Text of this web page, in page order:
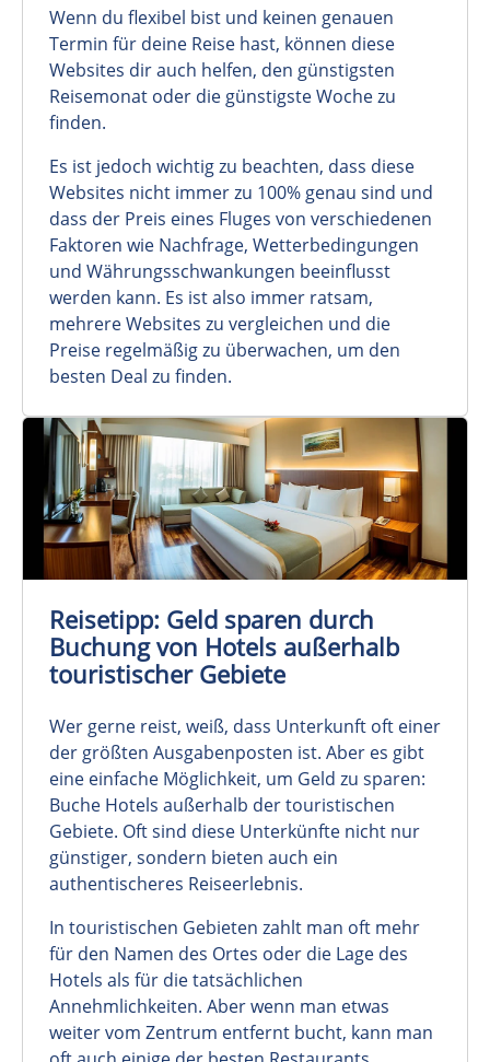
Wenn du flexibel bist und keinen genauen
Termin für deine Reise hast, können diese
Websites dir auch helfen, den günstigsten
Reisemonat oder die günstigste Woche zu
finden.
Es ist jedoch wichtig zu beachten, dass diese
Websites nicht immer zu 100% genau sind und
dass der Preis eines Fluges von verschiedenen
Faktoren wie Nachfrage, Wetterbedingungen
und Währungsschwankungen beeinflusst
werden kann. Es ist also immer ratsam,
mehrere Websites zu vergleichen und die
Preise regelmäßig zu überwachen, um den
besten Deal zu finden.
Reisetipp: Geld sparen durch
Buchung von Hotels außerhalb
touristischer Gebiete
Wer gerne reist, weiß, dass Unterkunft oft einer
der größten Ausgabenposten ist. Aber es gibt
eine einfache Möglichkeit, um Geld zu sparen:
Buche Hotels außerhalb der touristischen
Gebiete. Oft sind diese Unterkünfte nicht nur
günstiger, sondern bieten auch ein
authentischeres Reiseerlebnis.
In touristischen Gebieten zahlt man oft mehr
für den Namen des Ortes oder die Lage des
Hotels als für die tatsächlichen
Annehmlichkeiten. Aber wenn man etwas
weiter vom Zentrum entfernt bucht, kann man